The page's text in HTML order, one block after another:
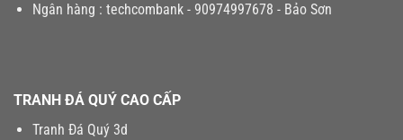
Ngân hàng : techcombank - 90974997678 - Bảo Sơn
TRANH ĐÁ QUÝ CAO CẤP
Tranh Đá Quý 3d